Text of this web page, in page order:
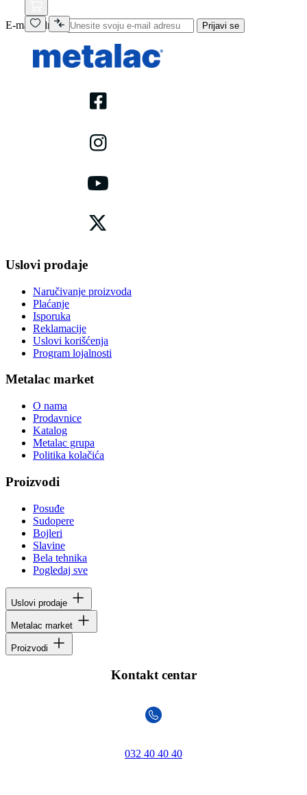
E-mail adresa Prijavi se
Uslovi prodaje
Naručivanje proizvoda
Plaćanje
Isporuka
Reklamacije
Uslovi korišćenja
Program lojalnosti
Metalac market
O nama
Prodavnice
Katalog
Metalac grupa
Politika kolačića
Proizvodi
Posuđe
Sudopere
Bojleri
Slavine
Bela tehnika
Pogledaj sve
Uslovi prodaje
Metalac market
Proizvodi
Kontakt centar
032 40 40 40